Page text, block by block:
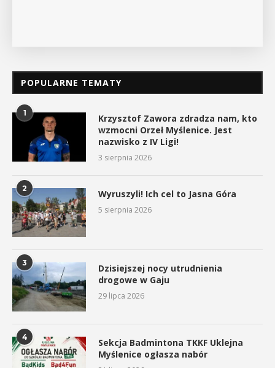
POPULARNE TEMATY
1
Krzysztof Zawora zdradza nam, kto
wzmocni Orzeł Myślenice. Jest
nazwisko z IV Ligi!
3 sierpnia 2026
2 Wyruszyli! Ich cel to Jasna Góra
5 sierpnia 2026
3
Dzisiejszej nocy utrudnienia
drogowe w Gaju
29 lipca 2026
4
Sekcja Badmintona TKKF Uklejna
Myślenice ogłasza nabór